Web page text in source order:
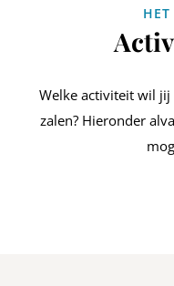
HET
Welke activiteit wil
zalen? Hieronder